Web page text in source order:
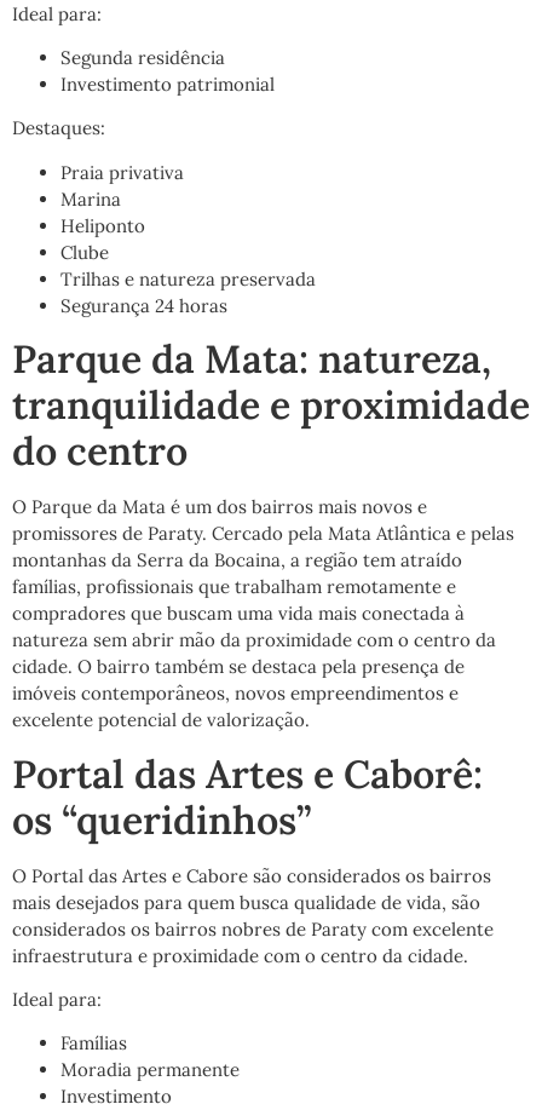
Ideal para:
Segunda residência
Investimento patrimonial
Destaques:
Praia privativa
Marina
Heliponto
Clube
Trilhas e natureza preservada
Segurança 24 horas
Parque da Mata: natureza,
tranquilidade e proximidade
do centro
O Parque da Mata é um dos bairros mais novos e
promissores de Paraty. Cercado pela Mata Atlântica e pelas
montanhas da Serra da Bocaina, a região tem atraído
famílias, profissionais que trabalham remotamente e
compradores que buscam uma vida mais conectada à
natureza sem abrir mão da proximidade com o centro da
cidade. O bairro também se destaca pela presença de
imóveis contemporâneos, novos empreendimentos e
excelente potencial de valorização.
Portal das Artes e Caborê:
os “queridinhos”
O Portal das Artes e Cabore são considerados os bairros
mais desejados para quem busca qualidade de vida, são
considerados os bairros nobres de Paraty com excelente
infraestrutura e proximidade com o centro da cidade.
Ideal para:
Famílias
Moradia permanente
Investimento